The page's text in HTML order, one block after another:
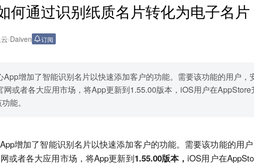
何通过识别纸质名片转化为电子名片
·Daiven 订阅
App增加了智能识别名片以快速添加客户的功能。需要该功能的用户，
网或者各大应用市场，将App更新到1.55.00版本，iOS用户在AppStore
能。
增加了智能识别名片以快速添加客户的功能。需要该功能的用
或者各大应用市场，将App更新到1.55.00版本， iOS用户在